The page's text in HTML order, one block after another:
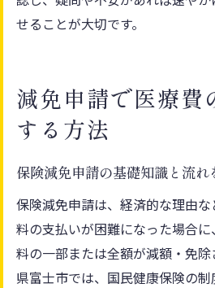
せることが大切です。
減免申請で医療費
する方法
保険減免申請の基礎知識と流れ
保険減免申請は、経済的な理由
料の支払いが困難になった場合
料の一部または全額が減額・免
県富士市では、国民健康保険の